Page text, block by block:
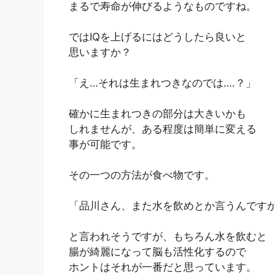
まるで寿命が伸びるようなものですね。
ではIQを上げるにはどうしたら良いと
思いますか？
「え…それは生まれつきなのでは….？」
確かに生まれつきの部分は大きいかも
しれませんが、ある程度は簡単に変える
事が可能です。
その一つの方法が食べ物です。
「品川 さん、また水を飲めとか言うんです
と言われそうですが、もちろん水を飲むと
腸が綺麗になって脳も活性化するので
ホントはそれが一番だと思っています。